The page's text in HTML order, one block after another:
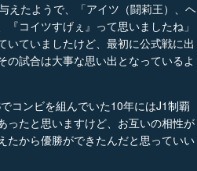
えたようで、「アイツ（闘莉王）、ヘ
コイツすげぇ』って思いましたね」
いていましたけど、最初に公式戦に出
試合は大事な思い出となっているよ
コンビを組んでいた10年にはJ1制覇
ったと思いますけど、お互いの相性が
たから優勝ができたんだと思っていい